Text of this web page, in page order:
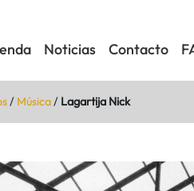
Noticias Contacto
/ Música/ Lagartija Nick